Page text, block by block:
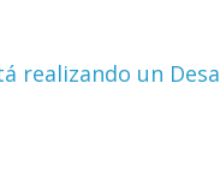
realizando un